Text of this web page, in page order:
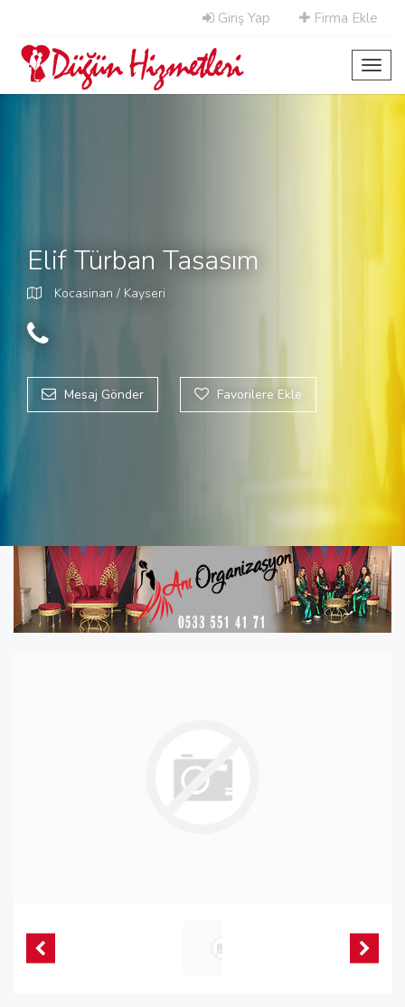
Giriş Yap Firma Ekle
Elif Türban Tasasım
Kocasinan / Kayseri
Mesaj Gönder Favorilere Ekle